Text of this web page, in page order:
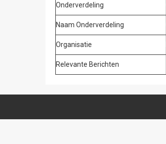
Onderverdeling
Naam Onderverdeling
Organisatie
Relevante Berichten